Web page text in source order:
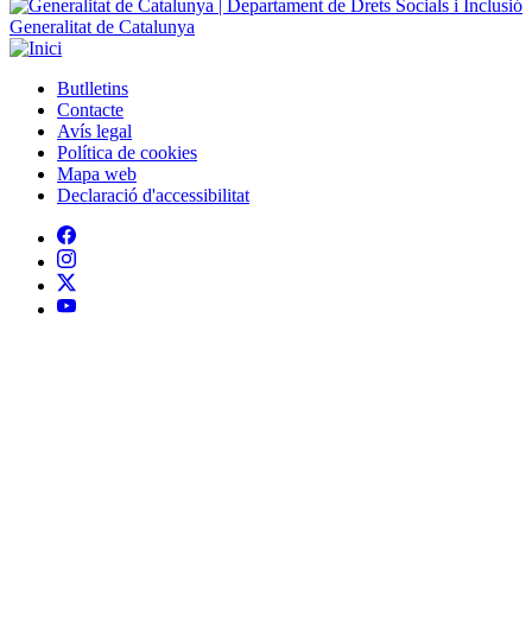
Generalitat de Catalunya
Peu
Butlletins
Contacte
Avís legal
Política de cookies
Mapa web
Declaració d'accessibilitat